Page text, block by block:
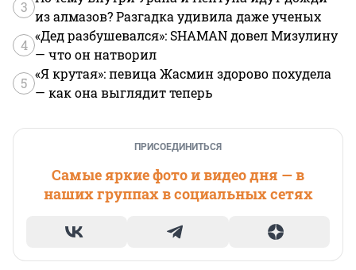
3
из алмазов? Разгадка удивила даже ученых
4
«Дед разбушевался»: SHAMAN довел Мизулину
— что он натворил
5
«Я крутая»: певица Жасмин здорово похудела
— как она выглядит теперь
ПРИСОЕДИНИТЬСЯ
Самые яркие фото и видео дня — в
наших группах в социальных сетях